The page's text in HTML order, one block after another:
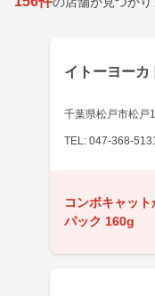
イトーヨーカ
千葉県松戸市松戸
TEL: 047-368-5131
コンボキャッ
パック 160g